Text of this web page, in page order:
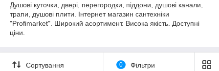
Душові куточки, двері, перегородки, піддони, душові канали,
трапи, душові плити. Інтернет магазин сантехніки
"Profimarket". Широкий асортимент. Висока якість. Доступні
ціни.
Сортування 0 Фільтри